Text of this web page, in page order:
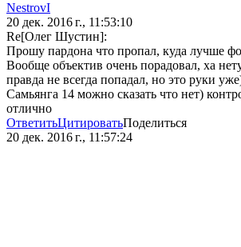
NestrovI
20 дек. 2016 г., 11:53:10
Re[Олег Шустин]:
Прошу пардона что пропал, куда лучше
Вообще объектив очень порадовал, ха
правда не всегда попадал, но это руки
Самьянга 14 можно сказать что нет)
отлично
ОтветитьЦитироватьПоделиться
20 дек. 2016 г., 11:57:24